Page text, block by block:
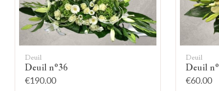
Deuil
Deuil n°36
€190.00
Deuil
Deuil
€60.00